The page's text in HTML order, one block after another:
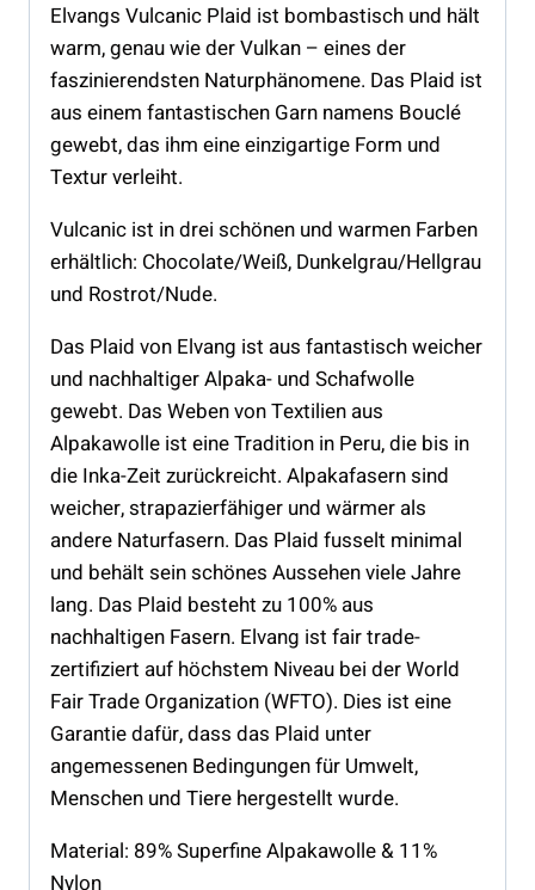
Elvangs Vulcanic Plaid ist bombastisch und hält
warm, genau wie der Vulkan – eines der
faszinierendsten Naturphänomene. Das Plaid ist
aus einem fantastischen Garn namens Bouclé
gewebt, das ihm eine einzigartige Form und
Textur verleiht.
Vulcanic ist in drei schönen und warmen Farben
erhältlich: Chocolate/Weiß, Dunkelgrau/Hellgrau
und Rostrot/Nude.
Das Plaid von Elvang ist aus fantastisch weicher
und nachhaltiger Alpaka- und Schafwolle
gewebt. Das Weben von Textilien aus
Alpakawolle ist eine Tradition in Peru, die bis in
die Inka-Zeit zurückreicht. Alpakafasern sind
weicher, strapazierfähiger und wärmer als
andere Naturfasern. Das Plaid fusselt minimal
und behält sein schönes Aussehen viele Jahre
lang. Das Plaid besteht zu 100% aus
nachhaltigen Fasern. Elvang ist fair trade-
zertifiziert auf höchstem Niveau bei der World
Fair Trade Organization (WFTO). Dies ist eine
Garantie dafür, dass das Plaid unter
angemessenen Bedingungen für Umwelt,
Menschen und Tiere hergestellt wurde.
Material: 89% Superfine Alpakawolle & 11%
Nylon